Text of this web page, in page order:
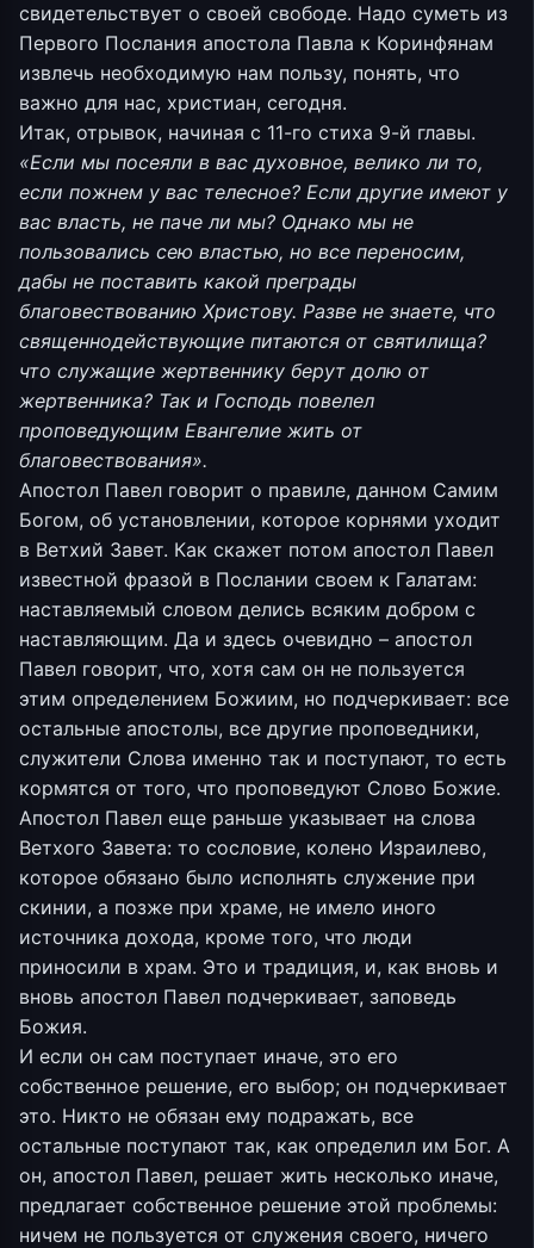
свидетельствует о своей свободе. Надо суметь из
Первого Послания апостола Павла к Коринфянам
извлечь необходимую нам пользу, понять, что
важно для нас, христиан, сегодня.
Итак, отрывок, начиная с 11-го стиха 9-й главы.
«Если мы посеяли в вас духовное, велико ли то,
если пожнем у вас телесное? Если другие имеют у
вас власть, не паче ли мы? Однако мы не
пользовались сею властью, но все переносим,
дабы не поставить какой преграды
благовествованию Христову. Разве не знаете, что
священнодействующие питаются от святилища?
что служащие жертвеннику берут долю от
жертвенника? Так и Господь повелел
проповедующим Евангелие жить от
благовествования».
Апостол Павел говорит о правиле, данном Самим
Богом, об установлении, которое корнями уходит
в Ветхий Завет. Как скажет потом апостол Павел
известной фразой в Послании своем к Галатам:
наставляемый словом делись всяким добром с
наставляющим. Да и здесь очевидно – апостол
Павел говорит, что, хотя сам он не пользуется
этим определением Божиим, но подчеркивает: все
остальные апостолы, все другие проповедники,
служители Слова именно так и поступают, то есть
кормятся от того, что проповедуют Слово Божие.
Апостол Павел еще раньше указывает на слова
Ветхого Завета: то сословие, колено Израилево,
которое обязано было исполнять служение при
скинии, а позже при храме, не имело иного
источника дохода, кроме того, что люди
приносили в храм. Это и традиция, и, как вновь и
вновь апостол Павел подчеркивает, заповедь
Божия.
И если он сам поступает иначе, это его
собственное решение, его выбор; он подчеркивает
это. Никто не обязан ему подражать, все
остальные поступают так, как определил им Бог. А
он, апостол Павел, решает жить несколько иначе,
предлагает собственное решение этой проблемы:
ничем не пользуется от служения своего, ничего